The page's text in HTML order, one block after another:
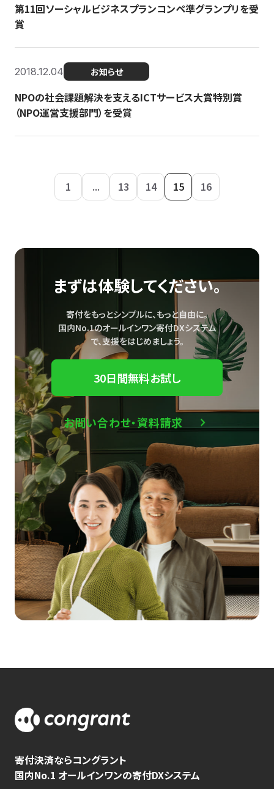
第11回ソーシャルビジネスプランコンペ準グランプリを受
賞
2018.12.04 お知らせ
NPOの社会課題解決を支えるICTサービス大賞特別賞
（NPO運営支援部門）を受賞
1 ... 13 14 15 16
まずは体験してください。
寄付をもっとシンプルに、もっと自由に。
国内No.1のオールインワン寄付DXシステム
で、支援をはじめましょう。
30日間無料お試し
お問い合わせ・資料請求
寄付決済ならコングラント
国内No.1 オールインワンの寄付DXシステム